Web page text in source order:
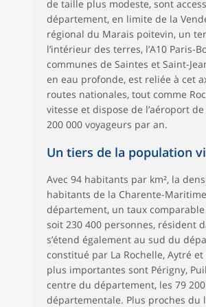
de taille plus modeste, sont
département, en limite de la
régional du Marais poitevin, un
l’intérieur des terres, l’A10
communes de Saintes et Saint-
en eau profonde, est reliée à cet
routes nationales, tout comme
vitesse et dispose de l’aéroport
200 000 voyageurs par an.
Un tiers de la population
Avec 94 habitants par km², la
habitants de la Charente-
département, un taux
soit 230 400 personnes, résident
s’étend également au sud du
constitué par La Rochelle, Aytré
plus importantes sont Périgny,
centre du département, les 79
départementale. Plus proches du